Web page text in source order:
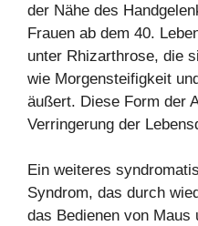
der Nähe des
Frauen ab dem 40.
unter Rhizarthrose, die
wie Morgensteifigkeit
äußert. Diese Form der
Verringerung der
Ein weiteres
Syndrom, das durch
das Bedienen von Maus